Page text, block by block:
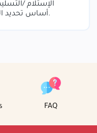
الإستلام /
أساس تحديد القيمة الكلية للطب.
FAQ